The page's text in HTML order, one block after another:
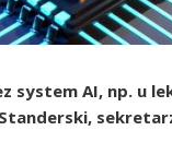
system AI, np. u
Standerski,